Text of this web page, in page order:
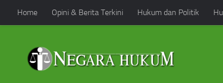
Skip to content
Home Opini & Berita Terkini Hukum dan Politik